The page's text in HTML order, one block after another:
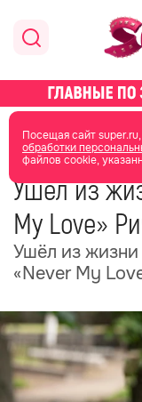
Посещая сайт
обработки
файлов cookie,
главная
22 октября 2025
Ушёл из
My Love»
Ушёл из жизни
«Never My